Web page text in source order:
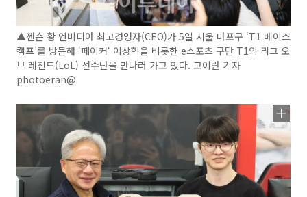
▲젠슨 황 엔비디아 최고경영자(CEO)가 5일 서울 마포구 ‘T1 베이스
캠프’를 방문해 ‘페이커‘ 이상혁을 비롯한 e스포츠 구단 T1의 리그 오
브 레전드(LoL) 선수단을 만나러 가고 있다. 고이란 기자
photoeran@